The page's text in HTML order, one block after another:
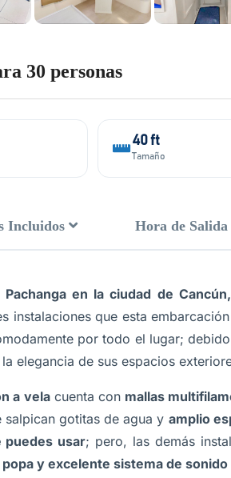
30 personas
40 ft
Tamaño
Incluidos Hora de
Pachanga en la ciudad de Cancún,
instalaciones que esta
por todo el lugar;
elegancia de sus espacios
a velacuenta con mallas
gotitas de agua y amplio
puedes usar; pero, las demás
y excelente sistema de sonido